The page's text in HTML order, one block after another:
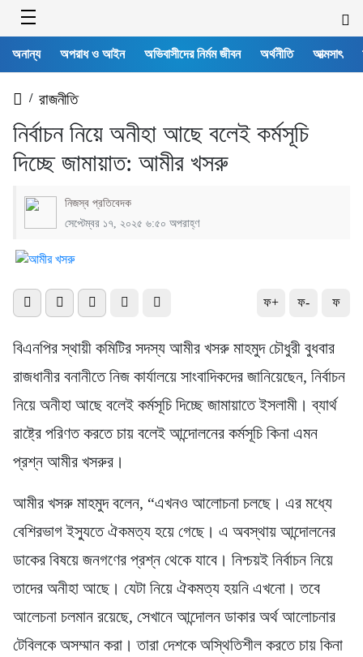
অনান্য অপরাধ ও আইন অভিবাসীদের নির্মম জীবন অর্থনীতি আত্মসাৎ
/ রাজনীতি
নির্বাচন নিয়ে অনীহা আছে বলেই কর্মসূচি
দিচ্ছে জামায়াত: আমীর খসরু
নিজস্ব প্রতিবেদক
সেপ্টেম্বর ১৭, ২০২৫ ৬:৫০ অপরাহ্ণ
ফ+ ফ- ফ
বিএনপির স্থায়ী কমিটির সদস্য আমীর খসরু মাহমুদ চৌধুরী বুধবার
রাজধানীর বনানীতে নিজ কার্যালয়ে সাংবাদিকদের জানিয়েছেন, নির্বাচন
নিয়ে অনীহা আছে বলেই কর্মসূচি দিচ্ছে জামায়াতে ইসলামী। ব্যার্থ
রাষ্ট্রে পরিণত করতে চায় বলেই আন্দোলনের কর্মসূচি কিনা এমন
প্রশ্ন আমীর খসরুর।
আমীর খসরু মাহমুদ বলেন, “এখনও আলোচনা চলছে। এর মধ্যে
বেশিরভাগ ইস্যুতে ঐকমত্য হয়ে গেছে। এ অবস্থায় আন্দোলনের
ডাকের বিষয়ে জনগণের প্রশ্ন থেকে যাবে। নিশ্চয়ই নির্বাচন নিয়ে
তাদের অনীহা আছে। যেটা নিয়ে ঐকমত্য হয়নি এখনো। তবে
আলেচনা চলমান রয়েছে, সেখানে আন্দোলন ডাকার অর্থ আলোচনার
টেবিলকে অসম্মান করা। তারা দেশকে অস্থিতিশীল করতে চায় কিনা